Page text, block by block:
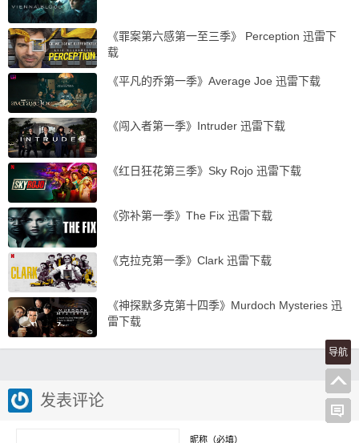
《罪案第六感第一至三季》 Perception 迅雷下
载
《平凡的乔第一季》Average Joe 迅雷下载
《闯入者第一季》Intruder 迅雷下载
《红日狂花第三季》Sky Rojo 迅雷下载
《弥补第一季》The Fix 迅雷下载
《克拉克第一季》Clark 迅雷下载
《神探默多克第十四季》Murdoch Mysteries 迅
雷下载
发表评论
昵称（必填）
导航